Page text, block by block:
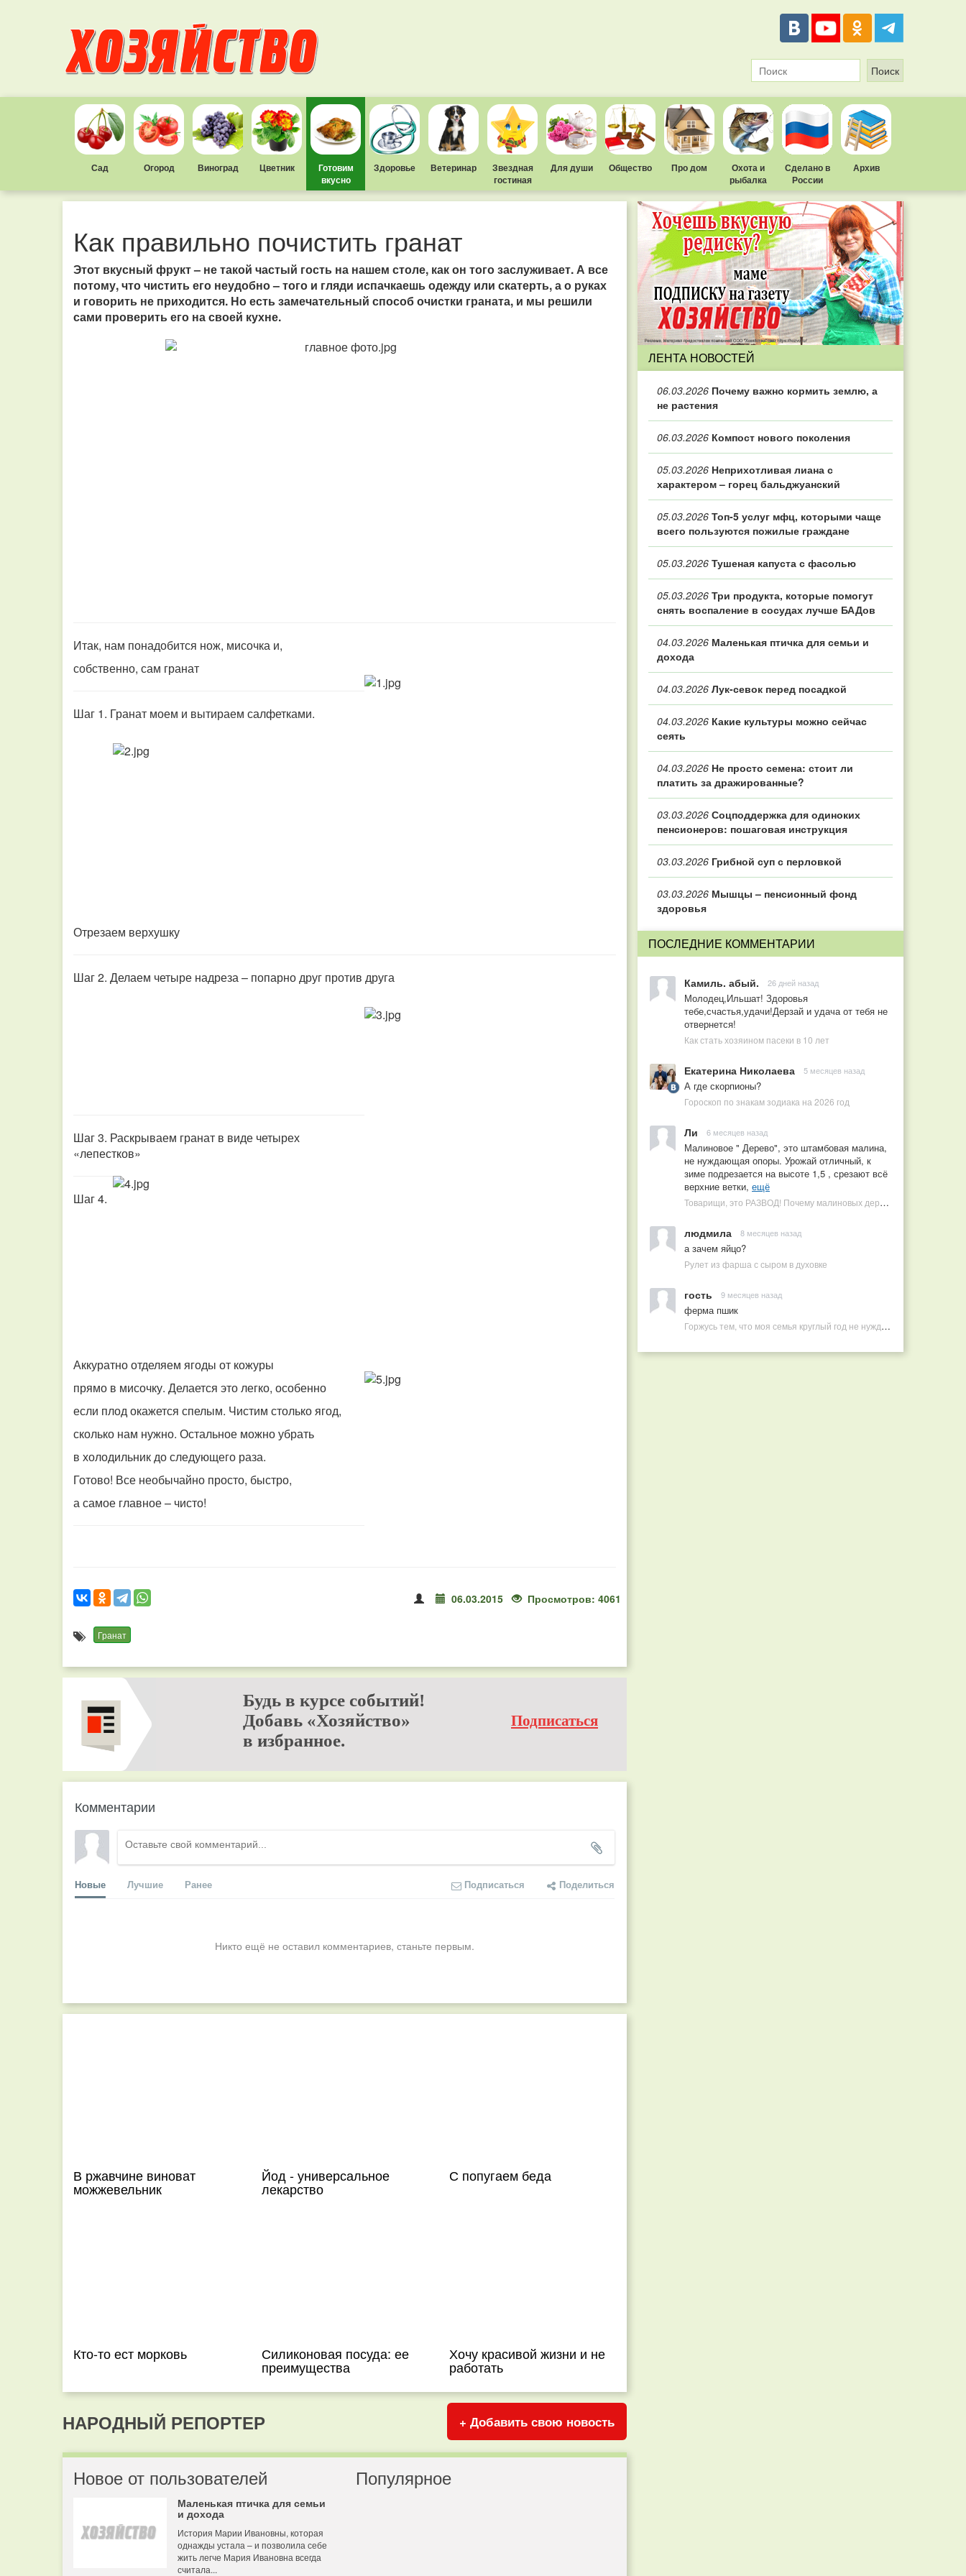
Сад Огород Виноград Цветник
Готовим
вкусно
Здоровье Ветеринар
Звездная
гостиная
Для души Общество Про дом
Охота и
рыбалка
Сделано в
России
Архив
Как правильно почистить гранат
Этот вкусный фрукт – не такой частый гость на нашем столе, как он того заслуживает. А все
потому, что чистить его неудобно – того и гляди испачкаешь одежду или скатерть, а о руках
и говорить не приходится. Но есть замечательный способ очистки граната, и мы решили
сами проверить его на своей кухне.
Итак, нам понадобится нож, мисочка и,
собственно, сам гранат
Шаг 1. Гранат моем и вытираем салфетками.
Отрезаем верхушку
Шаг 2. Делаем четыре надреза – попарно друг против друга
Шаг 3. Раскрываем гранат в виде четырех
«лепестков»
Шаг 4.
Аккуратно отделяем ягоды от кожуры
прямо в мисочку. Делается это легко, особенно
если плод окажется спелым. Чистим столько ягод,
сколько нам нужно. Остальное можно убрать
в холодильник до следующего раза.
Готово! Все необычайно просто, быстро,
а самое главное – чисто!
06.03.2015 Просмотров: 4061
Гранат
Будь в курсе событий!
Добавь «Хозяйство»
в избранное.
Подписаться
Комментарии
Новые Лучшие Ранее Подписаться Поделиться
Никто ещё не оставил комментариев, станьте первым.
В ржавчине виноват
можжевельник
Йод - универсальное
лекарство
С попугаем беда
Кто-то ест морковь Силиконовая посуда: ее
преимущества
Хочу красивой жизни и не
работать
НАРОДНЫЙ РЕПОРТЕР + Добавить свою новость
Новое от пользователей
Маленькая птичка для семьи
и дохода
История Марии Ивановны, которая
однажды устала – и позволила себе
жить легче Мария Ивановна всегда
считала...
Популярное
ЛЕНТА НОВОСТЕЙ
06.03.2026 Почему важно кормить землю, а
не растения
06.03.2026 Компост нового поколения
05.03.2026 Неприхотливая лиана с
характером – горец бальджуанский
05.03.2026 Топ‑5 услуг мфц, которыми чаще
всего пользуются пожилые граждане
05.03.2026 Тушеная капуста с фасолью
05.03.2026 Три продукта, которые помогут
снять воспаление в сосудах лучше БАДов
04.03.2026 Маленькая птичка для семьи и
дохода
04.03.2026 Лук-севок перед посадкой
04.03.2026 Какие культуры можно сейчас
сеять
04.03.2026 Не просто семена: стоит ли
платить за дражированные?
03.03.2026 Соцподдержка для одиноких
пенсионеров: пошаговая инструкция
03.03.2026 Грибной суп с перловкой
03.03.2026 Мышцы – пенсионный фонд
здоровья
ПОСЛЕДНИЕ КОММЕНТАРИИ
Камиль. абый. 26 дней назад
Молодец,Ильшат! Здоровья
тебе,счастья,удачи!Дерзай и удача от тебя не
отвернется!
Как стать хозяином пасеки в 10 лет
Екатерина Николаева 5 месяцев назад
А где скорпионы?
Гороскоп по знакам зодиака на 2026 год
Ли 6 месяцев назад
Малиновое " Дерево", это штамбовая малина,
не нуждающая опоры. Урожай отличный, к
зиме подрезается на высоте 1,5 , срезают всё
верхние ветки, ещё
Товарищи, это РАЗВОД! Почему малиновых деревьев не бывает, или Как ушлые продавцы наживаются на мечтах садоводов
людмила 8 месяцев назад
а зачем яйцо?
Рулет из фарша с сыром в духовке
гость 9 месяцев назад
ферма пшик
Горжусь тем, что моя семья круглый год не нуждается в покупных витаминах